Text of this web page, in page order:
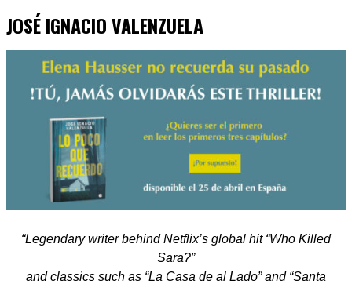
JOSÉ IGNACIO VALENZUELA
“Legendary writer behind Netflix’s global hit “Who Killed
Sara?”
and classics such as “La Casa de al Lado” and “Santa